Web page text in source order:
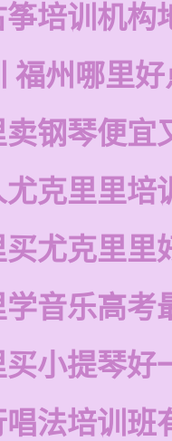
筝培训机构
福州哪里好
钢琴便宜
克里里培
尤克里里
音乐高考
小提琴好
法培训班